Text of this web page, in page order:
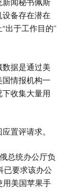
闻秘书佩斯
备存在潜在
出于工作目的”
据是通过美
情报机构一
收集大量用
置评请求。
总统办公厅负
已要求该办公
用美国苹果手